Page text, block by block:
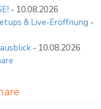
- 10.08.2026
& Live-Eröffnung -
- 10.08.2026